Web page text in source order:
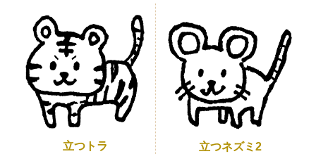
立つトラ 立つネズミ2